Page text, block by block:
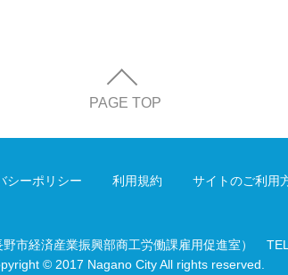
PAGE TOP
シーポリシー 利用規約 サイトのご利用
市経済産業振興部商工労働課雇用促進室）
© 2017 Nagano City All rights reserved.